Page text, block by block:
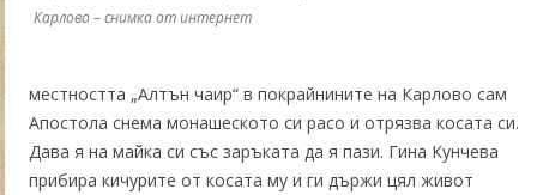
Карлово – снимка от интернет
местността „Алтън чаир“ в покрайнините на Карлово сам
Апостола снема монашеското си расо и отрязва косата си.
Дава я на майка си със заръката да я пази. Гина Кунчева
прибира кичурите от косата му и ги държи цял живот